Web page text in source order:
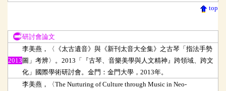
top
研討會論文
2013
李美燕，〈《太古遺音》與《新刊太音大全集》之古琴「指法手勢
圖」考辨〉。 2013 「『古琴、音樂美學與人文精神』跨領域、跨文
化」國際學術研討會。金門：金門大學， 2013年。
李美燕，〈The Nurturing of Culture through Music in Neo-